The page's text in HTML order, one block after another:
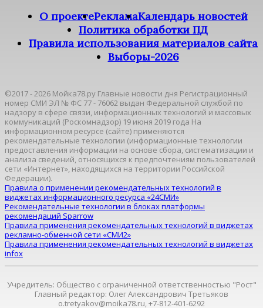
О проектеРекламаКалендарь новостей
Политика обработки ПД
Правила использования материалов сайта
Выборы-2026
©2017 - 2026 Мойка78.ру Главные новости дня Регистрационный
номер СМИ ЭЛ № ФС 77 - 76062 выдан Федеральной службой по
надзору в сфере связи, информационных технологий и массовых
коммуникаций (Роскомнадзор) 19 июня 2019 года На
информационном ресурсе (сайте) применяются
рекомендательные технологии (информационные технологии
предоставления информации на основе сбора, систематизации и
анализа сведений, относящихся к предпочтениям пользователей
сети «Интернет», находящихся на территории Российской
Федерации).
Правила о применении рекомендательных технологий в
виджетах информационного ресурса «24СМИ»
Рекомендательные технологии в блоках платформы
рекомендаций Sparrow
Правила применения рекомендательных технологий в виджетах
рекламно-обменной сети «СМИ2»
Правила применения рекомендательных технологий в виджетах
infox
Учредитель: Общество с ограниченной ответственностью "Рост"
Главный редактор: Олег Александрович Третьяков
o.tretyakov@moika78.ru, +7-812-401-6292